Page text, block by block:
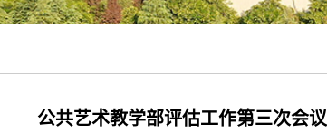
公共艺术教学部评估工作第三次会议